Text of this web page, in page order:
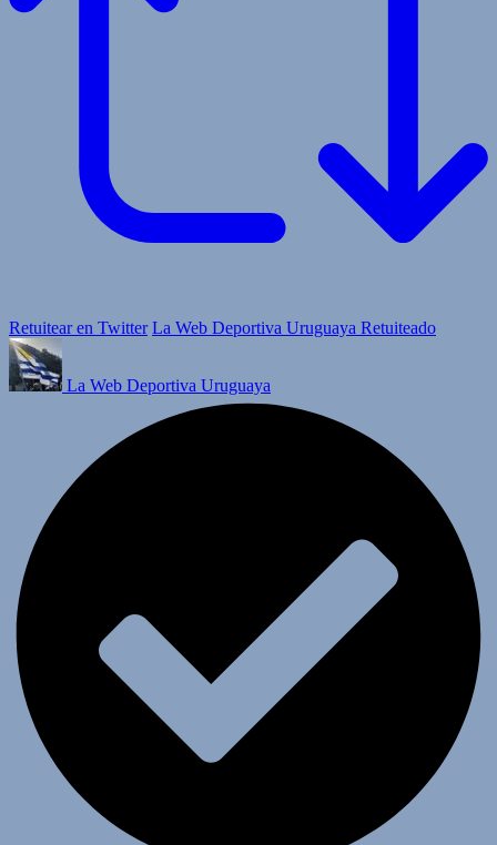
Retuitear en Twitter La Web Deportiva Uruguaya Retuiteado
La Web Deportiva Uruguaya